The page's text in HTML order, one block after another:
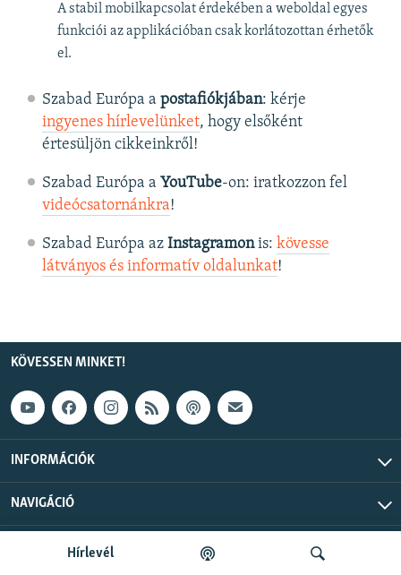
Hírlevél
A stabil mobilkapcsolat érdekében a weboldal egyes
funkciói az applikációban csak korlátozottan érhetők
el.
Szabad Európa a postafiókjában: kérje
ingyenes hírlevelünket, hogy elsőként
értesüljön cikkeinkről!
Szabad Európa a YouTube-on: iratkozzon fel
videócsatornánkra!
Szabad Európa az Instagramonis: kövesse
látványos és informatív oldalunkat! ​
KÖVESSEN MINKET!
INFORMÁCIÓK
NAVIGÁCIÓ
Szabad Európa © 2026 RFE/RL, Inc. Minden jog fenntartva.